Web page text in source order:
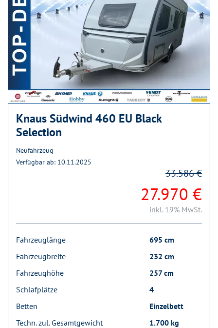
Knaus Südwind 460 EU Black
Selection
Neufahrzeug
Verfügbar ab: 10.11.2025
27.970 €
33.586 €
inkl. 19% MwSt.
Fahrzeuglänge
695 cm
Fahrzeugbreite
232 cm
Fahrzeughöhe
257 cm
Schlafplätze
4
Betten
Einzelbett
Techn. zul. Gesamtgewicht
1.700 kg